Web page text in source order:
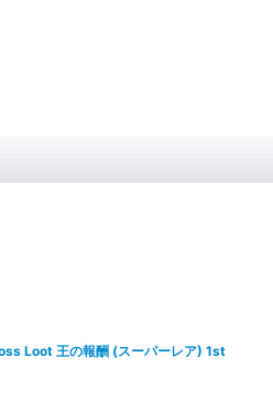
Loot 王の報酬 (スーパーレア) 1st